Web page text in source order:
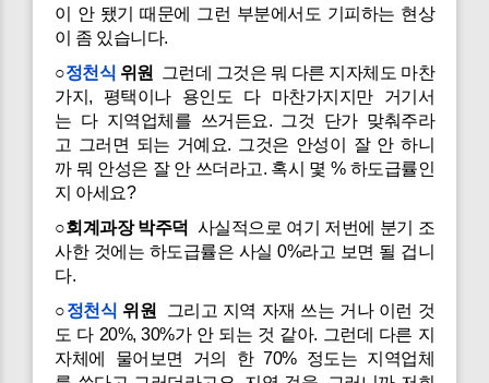
이 안 됐기 때문에 그런 부분에서도 기피하는 현상
이 좀 있습니다.
○정천식 위원
그런데 그것은 뭐 다른 지자체도 마찬
가지, 평택이나 용인도 다 마찬가지지만 거기서
는 다 지역업체를 쓰거든요. 그것 단가 맞춰주라
고 그러면 되는 거예요. 그것은 안성이 잘 안 하니
까 뭐 안성은 잘 안 쓰더라고. 혹시 몇 % 하도급률인
지 아세요?
○회계과장 박주덕 사실적으로 여기 저번에 분기 조
사한 것에는 하도급률은 사실 0%라고 보면 될 겁니
다.
○정천식 위원
그리고 지역 자재 쓰는 거나 이런 것
도 다 20%, 30%가 안 되는 것 같아. 그런데 다른 지
자체에 물어보면 거의 한 70% 정도는 지역업체